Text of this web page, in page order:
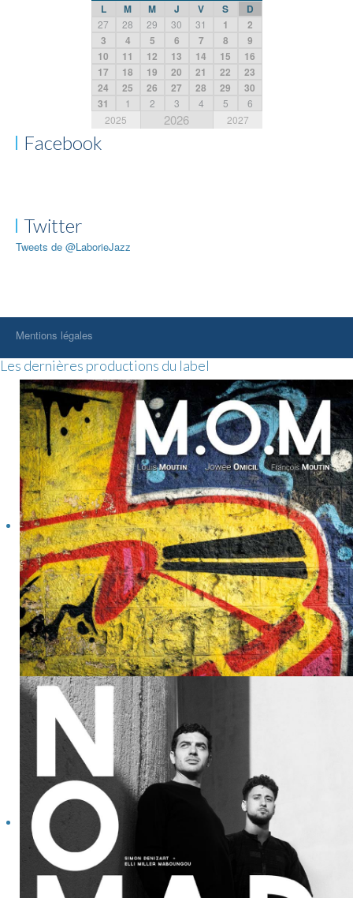
L M M J V S D
27 28 29 30 31 1
2
3
4 5 6 7 8
9
10
11 12 13 14 15
16
17
18 19 20 21 22
23
24
25 26 27 28 29
30
31
1 2 3 4 5
6
2025
2026 2027
Facebook
Twitter
Tweets de @LaborieJazz
Mentions légales
Les dernières productions du label